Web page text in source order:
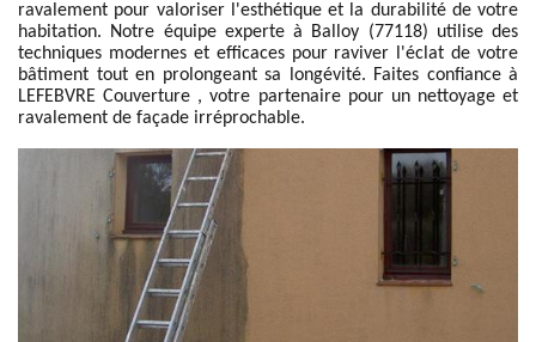
ravalement pour valoriser l'esthétique et la durabilité de votre
habitation. Notre équipe experte à Balloy (77118) utilise des
techniques modernes et efficaces pour raviver l'éclat de votre
bâtiment tout en prolongeant sa longévité. Faites confiance à
LEFEBVRE Couverture , votre partenaire pour un nettoyage et
ravalement de façade irréprochable.